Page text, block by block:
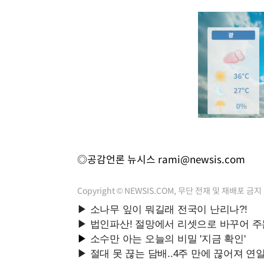
◎공감언론 뉴시스 rami@newsis.com
Copyright © NEWSIS.COM, 무단 전재 및 재배포 금지